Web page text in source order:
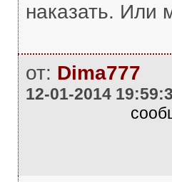
наказать. Или
от: Dima777
12-01-2014